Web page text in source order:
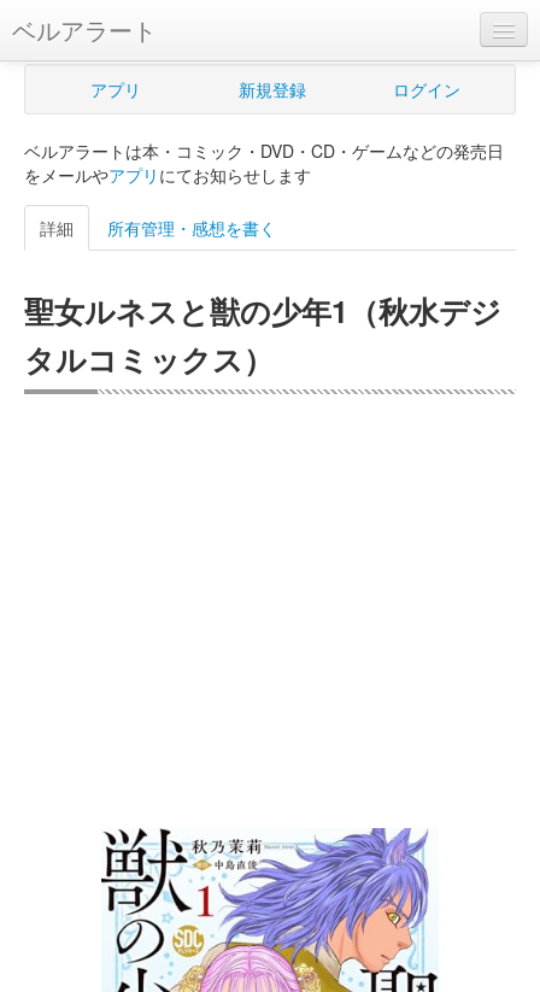
ベルアラート
ベルアラートとは
新規登録
ログイン
購入管理
Myシェルフ
アプリ 新規登録 ログイン
ベルアラートは本・コミック・DVD・CD・ゲームなどの発売日
をメールやアプリ にてお知らせします
詳細 所有管理・感想を書く
聖女ルネスと獣の少年1（秋水デジ
タルコミックス）